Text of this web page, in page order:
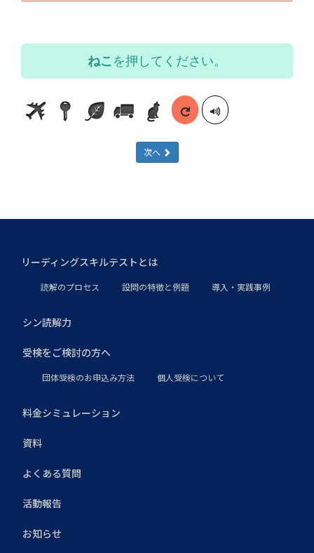
ねこ を押してください。
次へ
リーディングスキルテストとは
読解のプロセス 設問の特徴と例題 導入・実践事例
シン読解力
受検をご検討の方へ
団体受検のお申込み方法 個人受検について
料金シミュレーション
資料
よくある質問
活動報告
お知らせ